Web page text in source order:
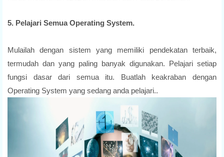
5. Pelajari Semua Operating System.
Mulailah dengan sistem yang memiliki pendekatan terbaik,
termudah dan yang paling banyak digunakan. Pelajari setiap
fungsi dasar dari semua itu. Buatlah keakraban dengan
Operating System yang sedang anda pelajari..